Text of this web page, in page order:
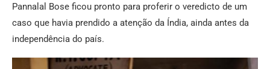
Pannalal Bose ficou pronto para proferir o veredicto de um
caso que havia prendido a atenção da Índia, ainda antes da
independência do país.